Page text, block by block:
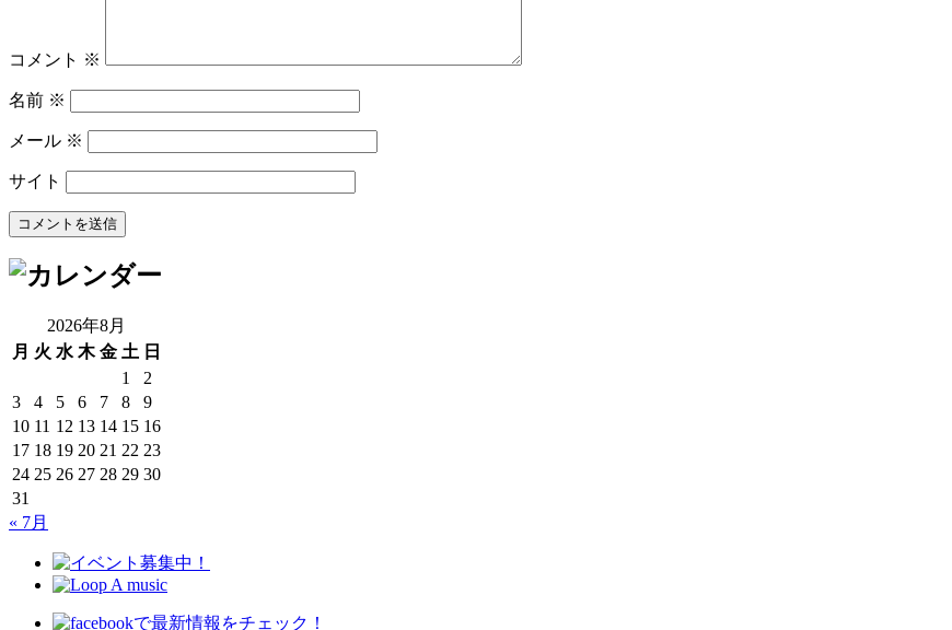
コメント ※
名前 ※
メール ※
サイト
2026年8月
月 火 水 木 金 土 日
1
2
3
4 5 6 7 8
9
10 11 12 13 14 15 16
17 18 19 20 21 22 23
24 25 26 27 28 29 30
31
« 7月